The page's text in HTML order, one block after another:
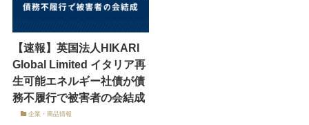
【速報】英国法人HIKARI
Global Limited イタリア再
生可能エネルギー社債が債
務不履行で被害者の会結成
企業・商品情報